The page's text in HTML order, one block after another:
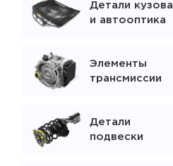
Детали кузова
и автооптика
Элементы
трансмиссии
Детали
подвески